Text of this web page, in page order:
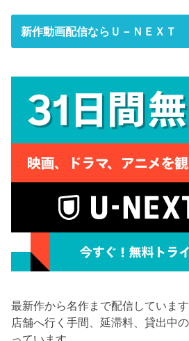
新作動画配信ならＵ－ＮＥＸＴ
最新作から名作まで配信しています
店舗へ行く手間、延滞料、貸出中